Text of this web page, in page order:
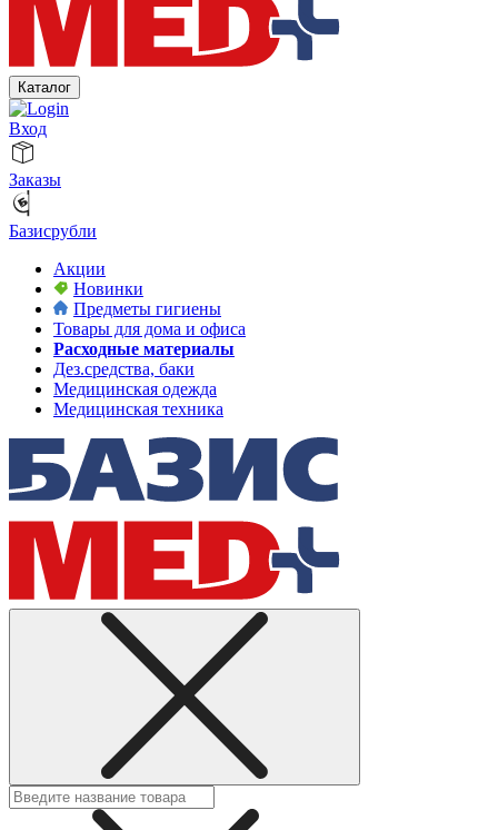
Каталог
Вход
Заказы
Базисрубли
Акции
Новинки
Предметы гигиены
Товары для дома и офиса
Расходные материалы
Дез.средства, баки
Медицинская одежда
Медицинская техника